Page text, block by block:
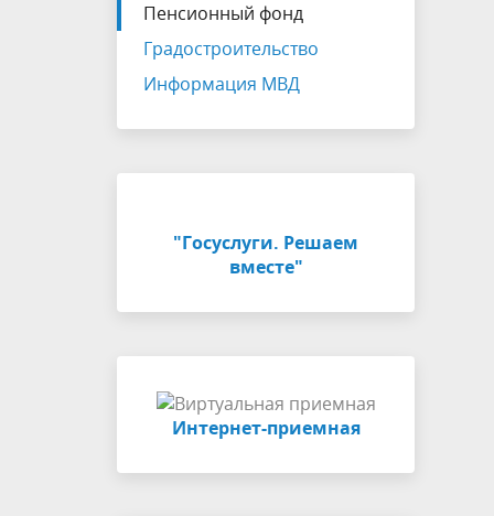
Пенсионный фонд
Градостроительство
Информация МВД
"Госуслуги. Решаем
вместе"
Интернет-приемная